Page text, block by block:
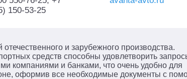
150-53-25
и зарубежного производства.
средств способны удовлетворить
компаниями и банками, что очень удобно для
оформив все необходимые документы с